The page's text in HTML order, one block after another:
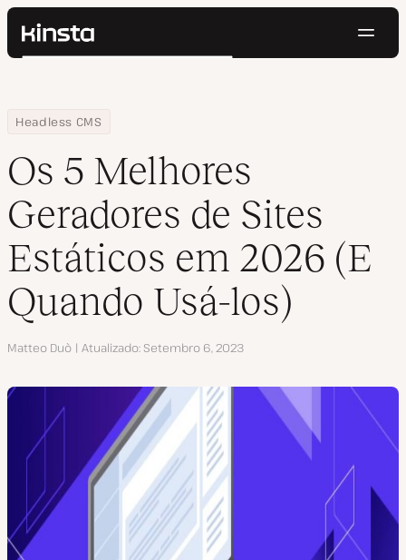
Kinsta®
Preços
Contato
Pesquisar
Home
Centro de Recursos
Blog
Headless CMS
Os 5 Melhores Geradores de Sites Estáticos em 2026 (E Quando
Os 5 Melhores
Geradores de Sites
Estáticos em 2026 (E
Quando Usá-los)
Autor
Matteo Duò Atualizado Setembro 6, 2023